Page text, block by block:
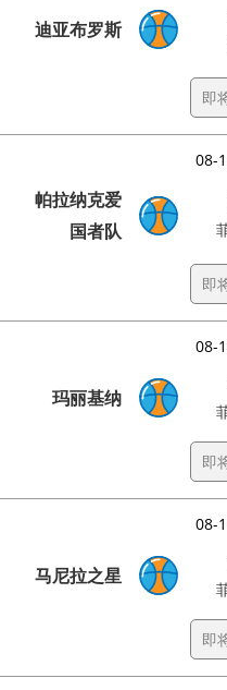
迪亚布罗斯
即
08-
帕拉纳克爱
国者队
即
08-
玛丽基纳
即
08-
马尼拉之星
即